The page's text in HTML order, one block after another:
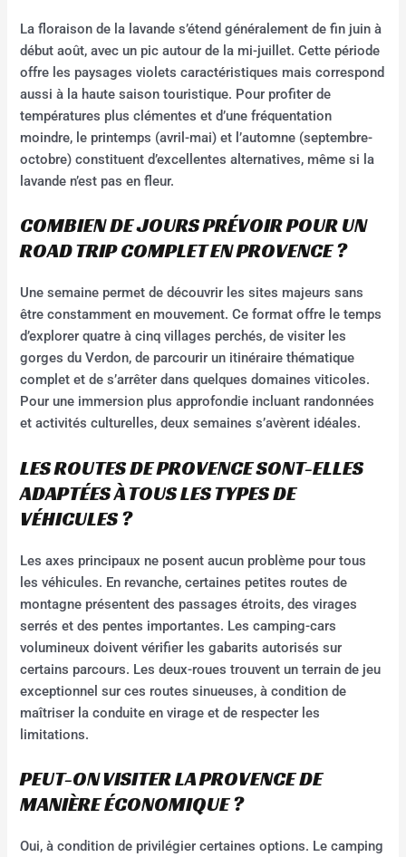
La floraison de la lavande s’étend généralement de fin juin à
début août, avec un pic autour de la mi-juillet. Cette période
offre les paysages violets caractéristiques mais correspond
aussi à la haute saison touristique. Pour profiter de
températures plus clémentes et d’une fréquentation
moindre, le printemps (avril-mai) et l’automne (septembre-
octobre) constituent d’excellentes alternatives, même si la
lavande n’est pas en fleur.
COMBIEN DE JOURS PRÉVOIR POUR UN
ROAD TRIP COMPLET EN PROVENCE ?
Une semaine permet de découvrir les sites majeurs sans
être constamment en mouvement. Ce format offre le temps
d’explorer quatre à cinq villages perchés, de visiter les
gorges du Verdon, de parcourir un itinéraire thématique
complet et de s’arrêter dans quelques domaines viticoles.
Pour une immersion plus approfondie incluant randonnées
et activités culturelles, deux semaines s’avèrent idéales.
LES ROUTES DE PROVENCE SONT-ELLES
ADAPTÉES À TOUS LES TYPES DE
VÉHICULES ?
Les axes principaux ne posent aucun problème pour tous
les véhicules. En revanche, certaines petites routes de
montagne présentent des passages étroits, des virages
serrés et des pentes importantes. Les camping-cars
volumineux doivent vérifier les gabarits autorisés sur
certains parcours. Les deux-roues trouvent un terrain de jeu
exceptionnel sur ces routes sinueuses, à condition de
maîtriser la conduite en virage et de respecter les
limitations.
PEUT-ON VISITER LA PROVENCE DE
MANIÈRE ÉCONOMIQUE ?
Oui, à condition de privilégier certaines options. Le camping